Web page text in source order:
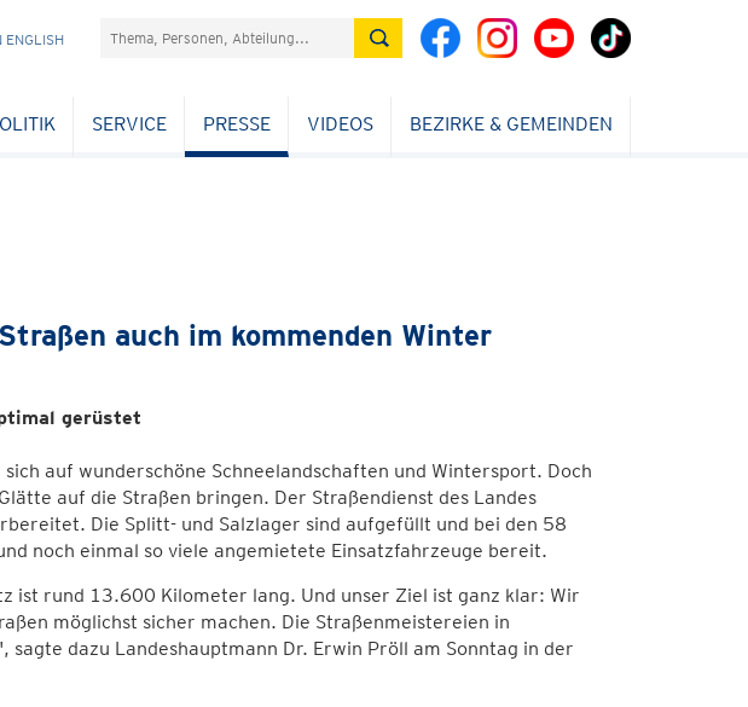
ENGLISH Suchefeld
SERVICE PRESSE VIDEOS BEZIRKE & GEMEINDEN
auch im kommenden Winter
gerüstet
auf wunderschöne Schneelandschaften und Wintersport. Doch
auf die Straßen bringen. Der Straßendienst des Landes
Die Splitt- und Salzlager sind aufgefüllt und bei den 58
noch einmal so viele angemietete Einsatzfahrzeuge bereit.
ist rund 13.600 Kilometer lang. Und unser Ziel ist ganz klar: Wir
möglichst sicher machen. Die Straßenmeistereien in
dazu Landeshauptmann Dr. Erwin Pröll am Sonntag in der